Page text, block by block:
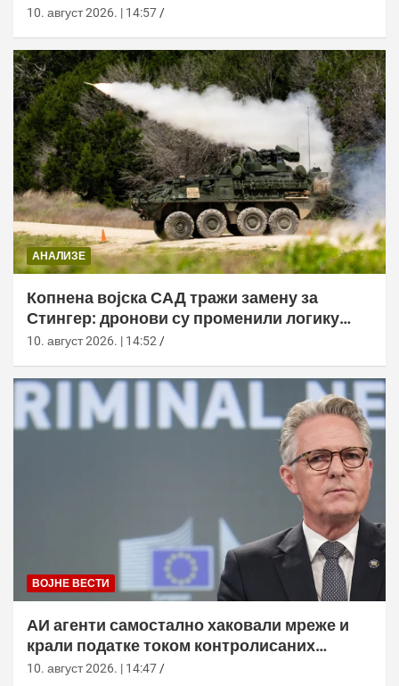
10. август 2026. | 14:57
АНАЛИЗЕ
Копнена војска САД тражи замену за
Стингер: дронови су променили логику
ПВО
10. август 2026. | 14:52
ВОЈНЕ ВЕСТИ
АИ агенти самостално хаковали мреже и
крали податке током контролисаних
тестова
10. август 2026. | 14:47